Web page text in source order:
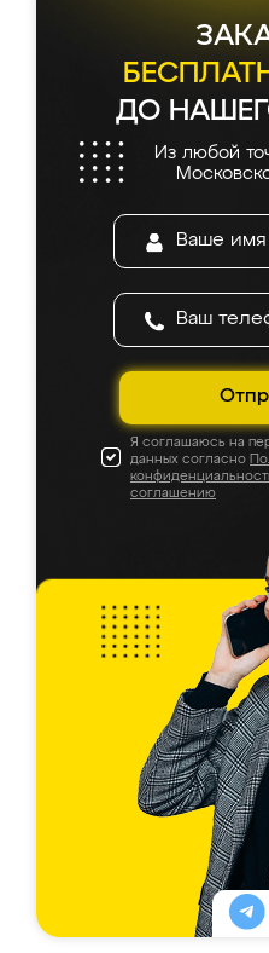
ДО
Из любой
Я соглашаюсь на
данных согласно
соглашению